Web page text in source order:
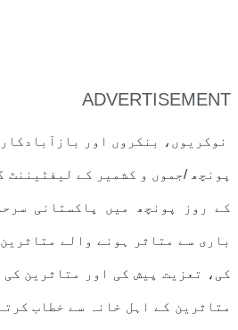
ADVERTISEMENT
نوکریوں، بنکروں اور
پونچھ /جموں و کشمیر کے لیفٹیننٹ
کے روز پونچھ میں پاکستانی
باری سے متاثر ہونے والے
کی، تعزیت پیش کی اور متاثرین کی
متاثرین کے اہل خانہ سے خطاب